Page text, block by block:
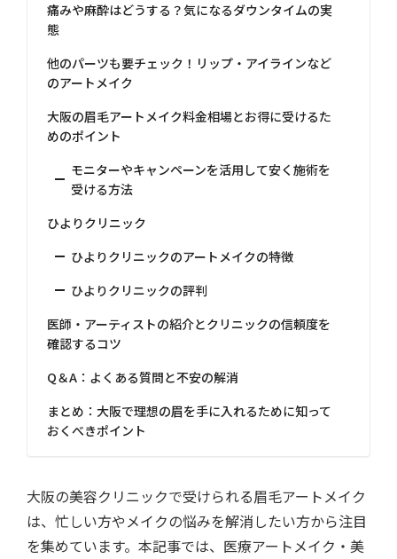
痛みや麻酔はどうする？気になるダウンタイムの実
態
他のパーツも要チェック！リップ・アイラインなど
のアートメイク
大阪の眉毛アートメイク料金相場とお得に受けるた
めのポイント
モニターやキャンペーンを活用して安く施術を
受ける方法
ひよりクリニック
ひよりクリニックのアートメイクの特徴
ひよりクリニックの評判
医師・アーティストの紹介とクリニックの信頼度を
確認するコツ
Q＆A：よくある質問と不安の解消
まとめ：大阪で理想の眉を手に入れるために知って
おくべきポイント
大阪の美容クリニックで受けられる眉毛アートメイク
は、忙しい方やメイクの悩みを解消したい方から注目
を集めています。本記事では、医療アートメイク・美